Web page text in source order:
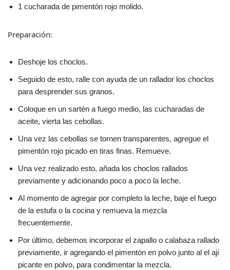
1 cucharada de pimentón rojo molido.
Preparación:
Deshoje los choclos.
Seguido de esto, ralle con ayuda de un rallador los choclos
para desprender sus granos.
Coloque en un sartén a fuego medio, las cucharadas de
aceite, vierta las cebollas.
Una vez las cebollas se tornen transparentes, agregue el
pimentón rojo picado en tiras finas. Remueve.
Una vez realizado esto, añada los choclos rallados
previamente y adicionando poco a poco la leche.
Al momento de agregar por completo la leche, baje el fuego
de la estufa o la cocina y remueva la mezcla
frecuentemente.
Por último, debemos incorporar el zapallo o calabaza rallado
previamente, ir agregando el pimentón en polvo junto al el ají
picante en polvo, para condimentar la mezcla.